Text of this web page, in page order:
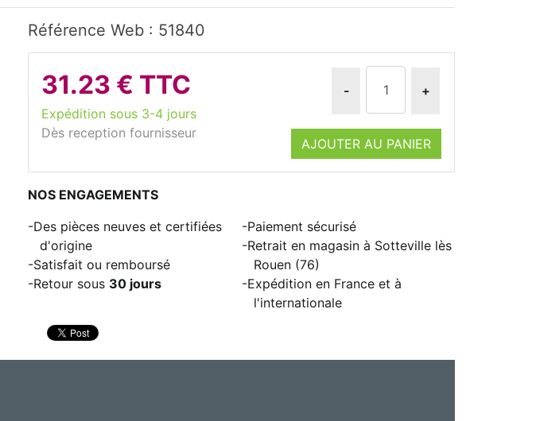
Référence Web : 51840
31.23 € TTC
Expédition sous 3-4 jours
Dès reception fournisseur
- +
AJOUTER AU PANIER
NOS ENGAGEMENTS
Des pièces neuves et certifiées
d'origine
Satisfait ou remboursé
Retour sous 30 jours
Paiement sécurisé
Retrait en magasin à Sotteville lès
Rouen (76)
Expédition en France et à
l'internationale